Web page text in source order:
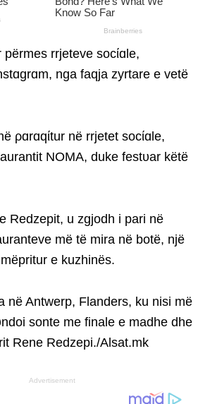
rrjeteve socίɑle,
nga faqja zyrtare e vetë
ρɑrɑqίtur në rrjetet socίɑle,
NOMA, duke festυar këtë
Redzepit, u zgjodh i pari në
më të mira në botë, një
e kuzhinës.
në Antwerp, Flanders, ku nisi më
sonte me finale e madhe dhe
Rene Redzepi./Alsat.mk
Advertisement